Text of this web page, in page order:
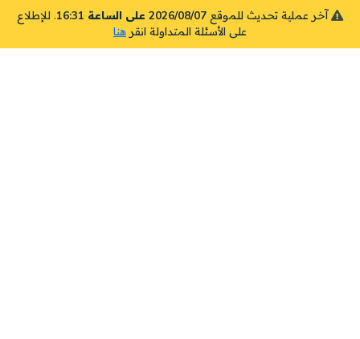
آخر عملية تحديث للموقع 2026/08/07 على الساعة 16:31
. للإطلاع
على الأسئلة المتداولة انقر هنا